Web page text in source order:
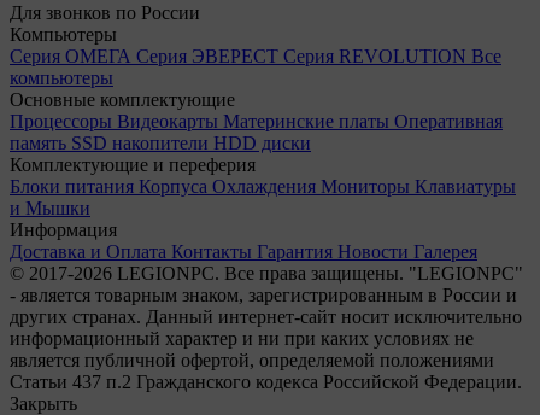
Для звонков по России
Компьютеры
Серия ОМЕГА Серия ЭВЕРЕСТ Серия REVOLUTION Все
компьютеры
Основные комплектующие
Процессоры Видеокарты Материнские платы Оперативная
память SSD накопители HDD диски
Комплектующие и переферия
Блоки питания Корпуса Охлаждения Мониторы Клавиатуры
и Мышки
Информация
Доставка и Оплата Контакты Гарантия Новости Галерея
© 2017-2026 LEGIONPC. Все права защищены. "LEGIONPC"
- является товарным знаком, зарегистрированным в России и
других странах. Данный интернет-сайт носит исключительно
информационный характер и ни при каких условиях не
является публичной офертой, определяемой положениями
Статьи 437 п.2 Гражданского кодекса Российской Федерации.
Закрыть